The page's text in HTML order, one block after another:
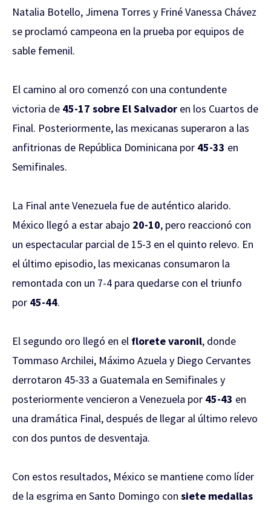
Natalia Botello, Jimena Torres y Friné Vanessa Chávez
se proclamó campeona en la prueba por equipos de
sable femenil.
El camino al oro comenzó con una contundente
victoria de 45-17 sobre El Salvador en los Cuartos de
Final. Posteriormente, las mexicanas superaron a las
anfitrionas de República Dominicana por 45-33 en
Semifinales.
La Final ante Venezuela fue de auténtico alarido.
México llegó a estar abajo 20-10, pero reaccionó con
un espectacular parcial de 15-3 en el quinto relevo. En
el último episodio, las mexicanas consumaron la
remontada con un 7-4 para quedarse con el triunfo
por 45-44.
El segundo oro llegó en el florete varonil, donde
Tommaso Archilei, Máximo Azuela y Diego Cervantes
derrotaron 45-33 a Guatemala en Semifinales y
posteriormente vencieron a Venezuela por 45-43 en
una dramática Final, después de llegar al último relevo
con dos puntos de desventaja.
Con estos resultados, México se mantiene como líder
de la esgrima en Santo Domingo con siete medallas